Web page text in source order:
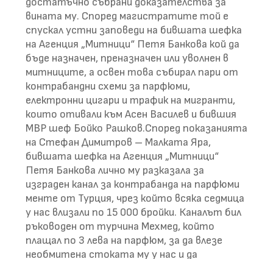
вината му. Според магистратите той е
спускал устни заповеди на бившата шефка
на Агенция „Митници“ Петя Банкова кой да
бъде назначен, преназначен или уволнен в
митниците, а освен това събирал пари от
контрабандни схеми за парфюми,
електронни цигари и трафик на мигранти,
които отивали към Асен Василев и бившия
МВР шеф Бойко Рашков.Според показанията
на Стефан Димитров – Малката Яра,
бившата шефка на Агенция „Митници“
Петя Банкова лично му разказала за
изграден канал за контрабанда на парфюми
менте от Турция, чрез който всяка седмица
у нас влизали по 15 000 бройки. Каналът бил
ръководен от турчина Мехмед, който
плащал по 3 лева на парфюм, за да влезе
необмитена стоката му у нас и да